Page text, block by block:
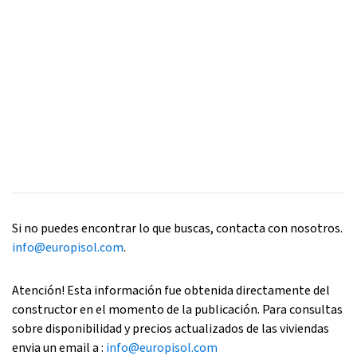
Si no puedes encontrar lo que buscas, contacta con nosotros.
info@europisol.com.
Atención! Esta información fue obtenida directamente del
constructor en el momento de la publicación. Para consultas
sobre disponibilidad y precios actualizados de las viviendas
envia un email a : info@europisol.com